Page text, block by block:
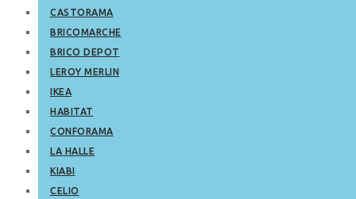
CASTORAMA
BRICOMARCHE
BRICO DEPOT
LEROY MERLIN
IKEA
HABITAT
CONFORAMA
LA HALLE
KIABI
CELIO